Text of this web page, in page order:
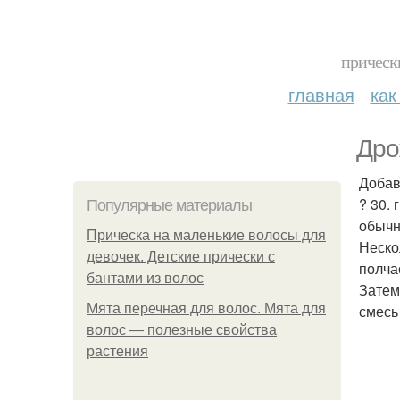
главная
Популярные материалы
Прическа на маленькие волосы для
девочек. Детские прически с
бантами из волос
Мята перечная для волос. Мята для
волос — полезные свойства
растения
? 30.